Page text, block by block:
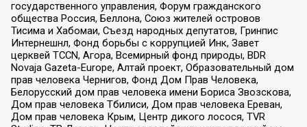
государственного управления, Форум гражданского
общества Россия, Беллона, Союз жителей островов
Тисима и Хабомаи, Съезд народных депутатов, Гринпис
Интернешнл, Фонд борьбы с коррупцией Инк, Завет
церквей TCCN, Агора, Всемирный фонд природы, BDR
Novaja Gazeta-Europe, Алтай проект, Образовательный дом
прав человека Чернигов, Фонд Дом Прав Человека,
Белорусский дом прав человека имени Бориса Звозскова,
Дом прав человека Тбилиси, Дом прав человека Ереван,
Дом прав человека Крым, Центр дикого лосося, TVR